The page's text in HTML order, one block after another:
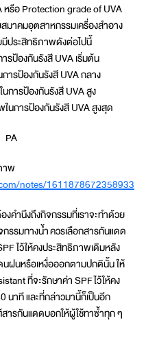
รือ Protection grade of UVA
มาคมอุตสาหกรรมเครื่องสำอาง
ประสิทธิภาพดังต่อไปนี้
รป้องกันรังสี UVA เริ่มต้น
ารป้องกันรังสี UVA กลาง
การป้องกันรังสี UVA สูง
นการป้องกันรังสี UVA สูงสุด
พ
notes/1611878672358933
คำนึงถึงกิจกรรมที่เราจะทำด้วย
รรมทางน้ำ ควรเลือกสารกันแดด
ไว้ให้คงประสิทธิภาพเดิมหลัง
นฝนหรือเหงื่อออกตามปกตินั้น ให้
ที่จะรักษาค่า SPF ไว้ให้คง
นาที และที่กล่าวมานี้ก็เป็นอีก
รกันแดดบอกให้ผู้ใช้ทาซ้ำทุก ๆ